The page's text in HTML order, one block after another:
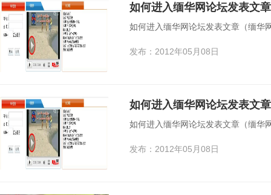
如何进入缅华网论坛发表文
如何进入缅华网论坛发表文章（缅华
发布：2012年05月08日
如何进入缅华网论坛发表文
如何进入缅华网论坛发表文章（缅华
发布：2012年05月08日